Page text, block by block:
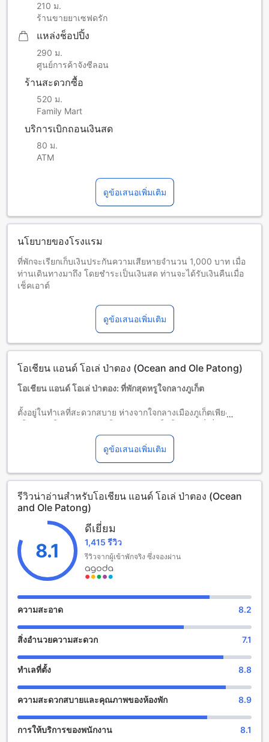
210 ม.
ร้านขายยาเซฟดรัก
แหล่งช็อปปิ้ง
290 ม.
ศูนย์การค้าจังซีลอน
ร้านสะดวกซื้อ
520 ม.
Family Mart
บริการเบิกถอนเงินสด
80 ม.
ATM
ดูข้อเสนอเพิ่มเติม
นโยบายของโรงแรม
ที่พักจะเรียกเก็บเงินประกันความเสียหายจำนวน 1,000 บาท เมื่อ
ท่านเดินทางมาถึง โดยชำระเป็นเงินสด ท่านจะได้รับเงินคืนเมื่อ
เช็คเอาต์
เด็กทารกอายุ 0-0 ปี (รวมอายุ 0 ปี)
พักฟรี หากใช้เตียงที่มีอยู่ หมายเหตุ: หากต้องการใช้เตียงเด็ก อาจ
มีค่าใช้จ่ายเพิ่มเติม โดยบริการจะขึ้นอยู่กับความพร้อมของที่พัก
เด็กอายุ 1-10 ปี (รวมอายุ 10 ปี)
ผู้เข้าพักอายุ 11 ปีขึ้นไปถือเป็นผู้ใหญ่
บริการเตียงเสริมขึ้นอยู่กับประเภทห้องที่เลือก กรุณาตรวจสอบ
จำนวนผู้เข้าพักที่กำหนดในแต่ละห้องสำหรับข้อมูลเพิ่มเติม
โปรดทราบว่า เมื่อจองห้องพักมากกว่า 5 ห้องขึ้นไป อาจมีการใช้
นโยบายที่แตกต่างหรือเงื่อนไขเพิ่มเติม
ดูข้อเสนอเพิ่มเติม
โอเชียน แอนด์ โอเล่ ป่าตอง (Ocean and Ole Patong)
โอเชียน แอนด์ โอเล่ ป่าตอง: ที่พักสุดหรูใจกลางภูเก็ต
ตั้งอยู่ในทำเลที่สะดวกสบาย ห่างจากใจกลางเมืองภูเก็ตเพียง 10
เสร็จในปี 2017 และได้รับการปรับปรุงใหม่ล่าสุดในปี 2023 เพื่อ
มอบความสะดวกสบายและสิ่งอำนวยความสะดวกที่ทันสมัยให้กับ
แขกผู้เข้าพัก โรงแรมแห่งนี้อยู่ห่างจากสนามบินภูเก็ตเพียง 42
นาที ทำให้การเดินทางเป็นเรื่องง่ายและรวดเร็วสำหรับนักเดิน
ทางทุกคน
โรงแรมเปิดให้เช็คอินตั้งแต่เวลา 14:00 น. และเช็คเอาท์ได้จนถึง
เที่ยงวัน เพื่อให้แขกมีเวลาเพลิดเพลินกับสิ่งอำนวยความสะดวก
ต่าง ๆ ภายในโรงแรม นอกจากนี้ โอเชียน แอนด์ โอเล่ ป่าตอง ยัง
เป็นมิตรกับครอบครัว โดยอนุญาตให้เด็กอายุระหว่าง 1 ถึง 10 ปี
เข้าพักฟรี ซึ่งเป็นทางเลือกที่ยอดเยี่ยมสำหรับครอบครัวที่ต้องการ
ประสบการณ์พักผ่อนที่ผ่อนคลายและคุ้มค่าในภูเก็ต
สิ่งอำนวยความสะดวกด้านกีฬาและสันทนาการที่ โอเชียน แอนด์
ตอง ซึ่งมาพร้อมกับสิ่งอำนวยความสะดวกด้านกีฬาและ
สันทนาการที่หลากหลายสำหรับแขกทุกท่าน ไม่ว่าจะเป็นสระว่าย
การพักผ่อนและผ่อนคลายหลังจากวันที่เต็มไปด้วยกิจกรรม ให้คุณ
อย่างเต็มที่ นอกจากนี้ โรงแรมยังตั้งอยู่ใกล้ชายหาดที่สวยงาม
ทำให้คุณสามารถเดินเล่นบนชายหาดหรือสนุกกับกิจกรรมทางน้ำ
คุณในภูเก็ตอย่างสมบูรณ์แบบ
ดูข้อเสนอเพิ่มเติม
รีวิวน่าอ่านสำหรับโอเชียน แอนด์ โอเล่ ป่าตอง (Ocean
and Ole Patong)
8.1
ดีเยี่ยม
1,415 รีวิว
รีวิวจากผู้เข้าพักจริง ซึ่งจองผ่าน
ความสะอาด 8.2
สิ่งอำนวยความสะดวก 7.1
ทำเลที่ตั้ง 8.8
ความสะดวกสบายและคุณภาพของห้องพัก 8.9
การให้บริการของพนักงาน 8.1